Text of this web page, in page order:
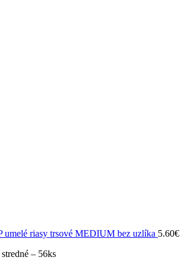
riasy trsové MEDIUM bez uzlíka 5.60€
– 56ks